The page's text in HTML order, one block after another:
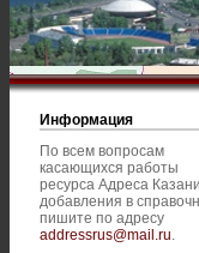
Информация
По всем вопросам
касающихся работы
ресурса Адреса
добавления в
пишите по адресу
addressrus@mail.ru.